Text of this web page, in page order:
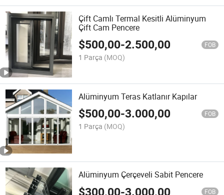
Çift Camlı Termal Kesitli Alüminyum
Çift Cam Pencere
$500,00-2.500,00 FOB
1 Parça (MOQ)
Alüminyum Teras Katlanır Kapılar
$500,00-3.000,00 FOB
1 Parça (MOQ)
Alüminyum Çerçeveli Sabit Pencere
$300,00-3.000,00 FOB